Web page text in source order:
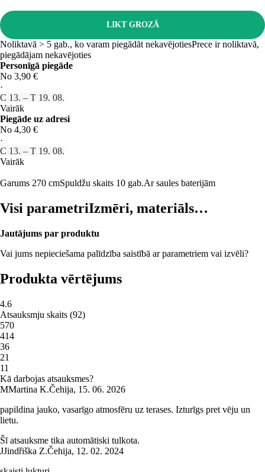
LIKT GROZĀ
Noliktavā > 5 gab., ko varam piegādāt nekavējotiesPrece ir noliktavā,
piegādājam nekavējoties
Personīgā piegāde
No 3,90 €
·
C 13. – T 19. 08.
Vairāk
Piegāde uz adresi
No 4,30 €
·
C 13. – T 19. 08.
Vairāk
Garums 270 cmSpuldžu skaits 10 gab.Ar saules baterijām
Visi parametriIzmēri, materiāls…
Jautājums par produktu
Vai jums nepieciešama palīdzība saistībā ar parametriem vai izvēli?
Produkta vērtējums
4.6
Atsauksmju skaits (92)
570
414
36
21
11
Kā darbojas atsauksmes?
MMartina K.Čehija, 15. 06. 2026
papildina jauko, vasarīgo atmosfēru uz terases. Izturīgs pret vēju un
lietu.
Šī atsauksme tika automātiski tulkota.
JJindřiška Z.Čehija, 12. 02. 2024